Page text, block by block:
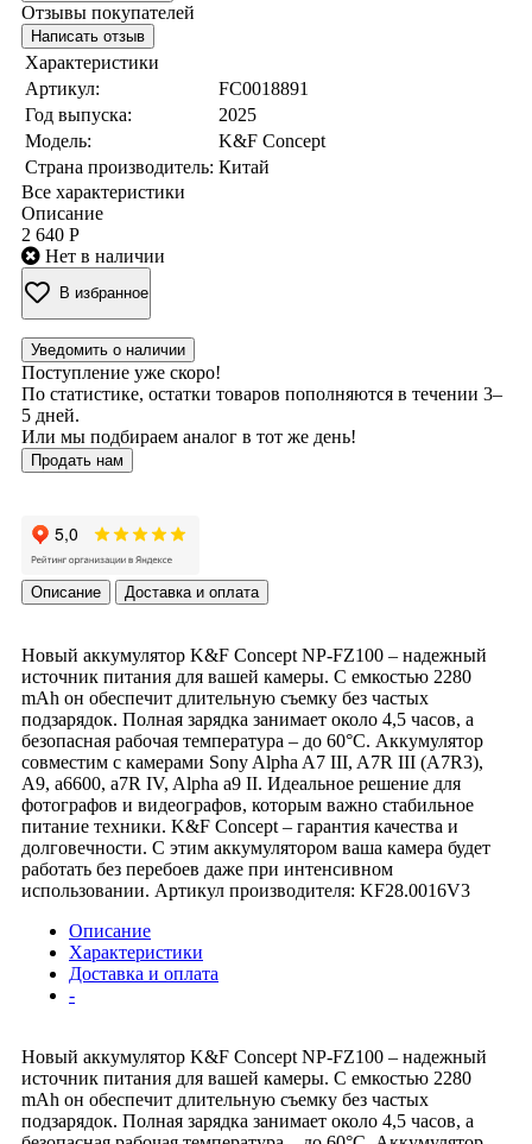
Отзывы покупателей
Написать отзыв
Характеристики
Артикул:
FC0018891
Год выпуска:
2025
Модель:
K&F Concept
Страна производитель: Китай
Все характеристики
Описание
2 640 Р
Нет в наличии
В избранное
Уведомить о наличии
Поступление уже скоро!
По статистике, остатки товаров пополняются в течении 3–
5 дней.
Или мы подбираем аналог в тот же день!
Продать нам
Описание Доставка и оплата
Новый аккумулятор K&F Concept NP-FZ100 – надежный
источник питания для вашей камеры. С емкостью 2280
mAh он обеспечит длительную съемку без частых
подзарядок. Полная зарядка занимает около 4,5 часов, а
безопасная рабочая температура – до 60°C. Аккумулятор
совместим с камерами Sony Alpha A7 III, A7R III (A7R3),
A9, a6600, a7R IV, Alpha a9 II. Идеальное решение для
фотографов и видеографов, которым важно стабильное
питание техники. K&F Concept – гарантия качества и
долговечности. С этим аккумулятором ваша камера будет
работать без перебоев даже при интенсивном
использовании. Артикул производителя: KF28.0016V3
Описание
Характеристики
Доставка и оплата
-
Новый аккумулятор K&F Concept NP-FZ100 – надежный
источник питания для вашей камеры. С емкостью 2280
mAh он обеспечит длительную съемку без частых
подзарядок. Полная зарядка занимает около 4,5 часов, а